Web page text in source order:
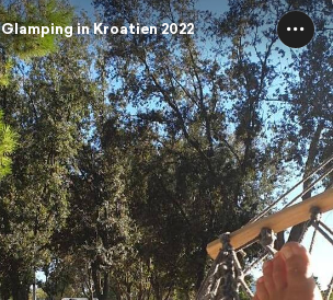
Glamping in Kroatien 2022